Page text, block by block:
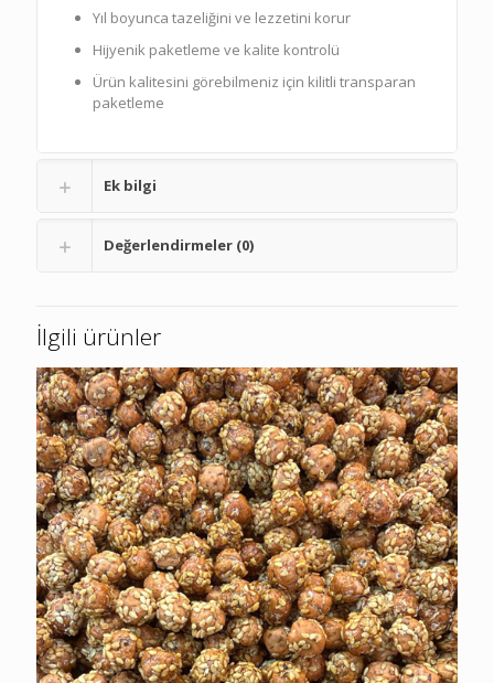
Yıl boyunca tazeliğini ve lezzetini korur
Hijyenik paketleme ve kalite kontrolü
Ürün kalitesini görebilmeniz için kilitli transparan
paketleme
Ek bilgi
Değerlendirmeler (0)
İlgili ürünler